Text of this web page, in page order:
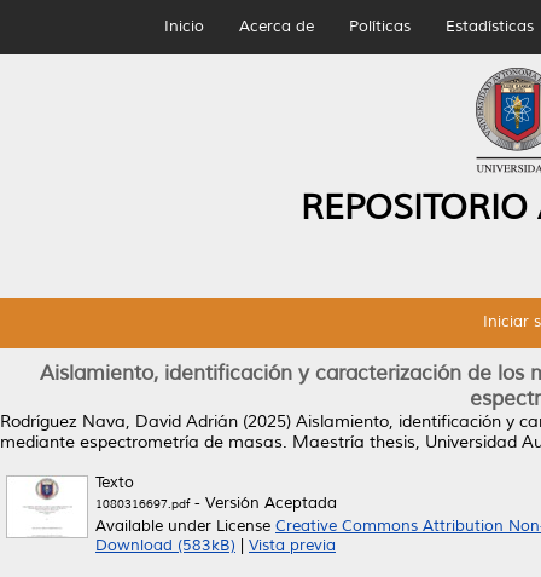
Inicio Acerca de Políticas Estadísticas
Iniciar
Aislamiento, identificación y caracterización de
Rodríguez Nava, David Adrián (2025) Aislamiento, identificación y
mediante espectrometría de masas. Maestría thesis, Universidad
Texto
1080316697.pdf- Versión Aceptada
Available under License Creative Commons Attribution
Download (583kB)
Vista previa